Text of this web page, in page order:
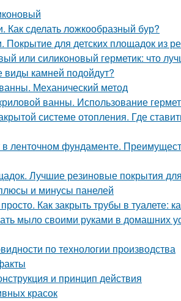
сделать ложкообразный бур?
для детских площадок из
или силиконовый герметик: что
виды камней подойдут?
Механический метод
ванны. Использование
системе отопления. Где
ленточном фундаменте.
Лучшие резиновые покрытия
и минусы панелей
Как закрыть трубы в туалете:
мыло своими руками в домашних
по технологии производства
и принцип действия
красок